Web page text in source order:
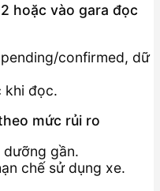
hoặc vào gara đọc
confirmed, dữ
khi đọc.
mức rủi ro
dưỡng gần.
chế sử dụng xe.